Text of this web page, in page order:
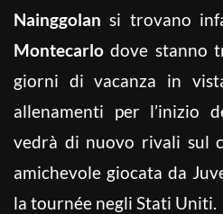
Nainggolan si trovano
Montecarlo dove stanno
giorni di vacanza in
allenamenti per l’inizio
vedrà di nuovo rivali sul
amichevole giocata da
la tournée negli Stati Uniti.